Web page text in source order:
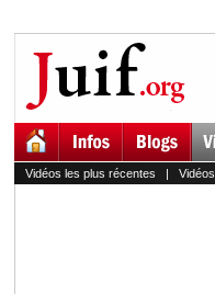
Vidéos les plus récentes |